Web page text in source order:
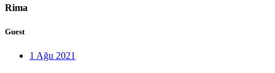
Rima
Guest
1 Ağu 2021